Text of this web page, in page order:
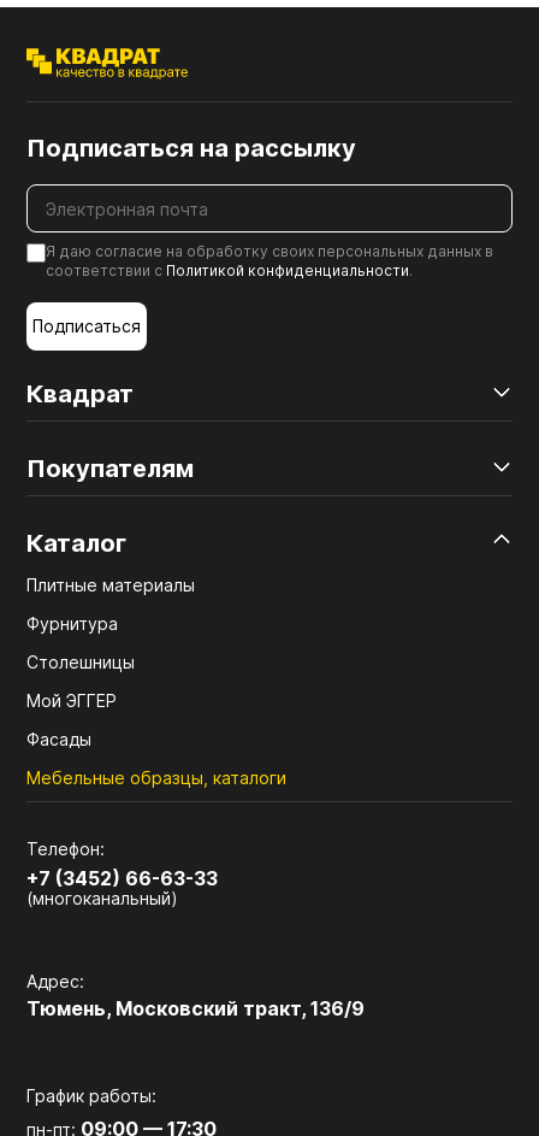
Квадрат
Покупателям
Каталог
Плитные материалы
Фурнитура
Столешницы
Мой ЭГГЕР
Фасады
Мебельные образцы, каталоги
Телефон:
+7 (3452) 66-63-33
(многоканальный)
Адрес:
Тюмень, Московский тракт, 136/9
График работы:
пн-пт: 09:00 — 17:30
Подписаться на рассылку
Я даю согласие на обработку своих персональных данных в
соответствии с Политикой конфиденциальности.
Подписаться